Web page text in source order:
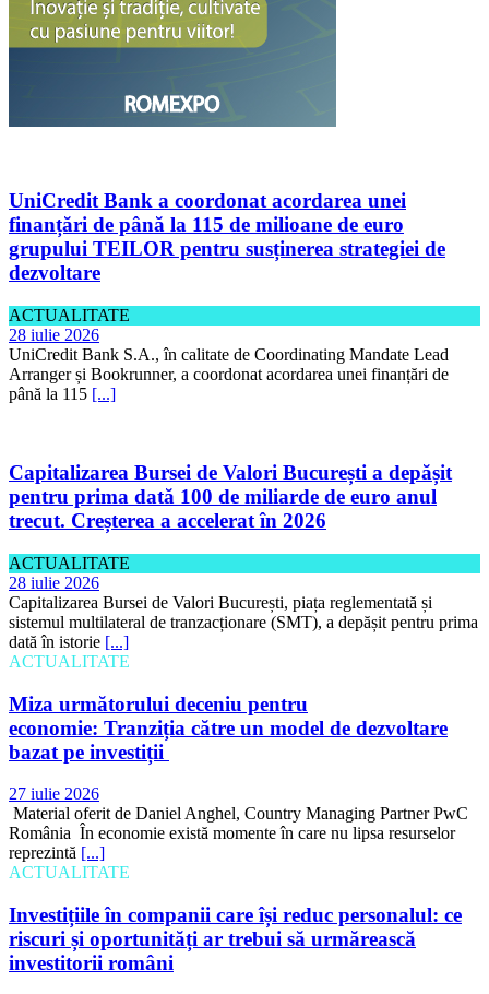
UniCredit Bank a coordonat acordarea unei
finanțări de până la 115 de milioane de euro
grupului TEILOR pentru susținerea strategiei de
dezvoltare
ACTUALITATE
28 iulie 2026
UniCredit Bank S.A., în calitate de Coordinating Mandate Lead
Arranger și Bookrunner, a coordonat acordarea unei finanțări de
până la 115 [...]
Capitalizarea Bursei de Valori București a depășit
pentru prima dată 100 de miliarde de euro anul
trecut. Creșterea a accelerat în 2026
ACTUALITATE
28 iulie 2026
Capitalizarea Bursei de Valori București, piața reglementată și
sistemul multilateral de tranzacționare (SMT), a depășit pentru prima
dată în istorie [...]
ACTUALITATE
Miza următorului deceniu pentru
economie: Tranziția către un model de dezvoltare
bazat pe investiții
27 iulie 2026
Material oferit de Daniel Anghel, Country Managing Partner PwC
România În economie există momente în care nu lipsa resurselor
reprezintă [...]
ACTUALITATE
Investițiile în companii care își reduc personalul: ce
riscuri și oportunități ar trebui să urmărească
investitorii români